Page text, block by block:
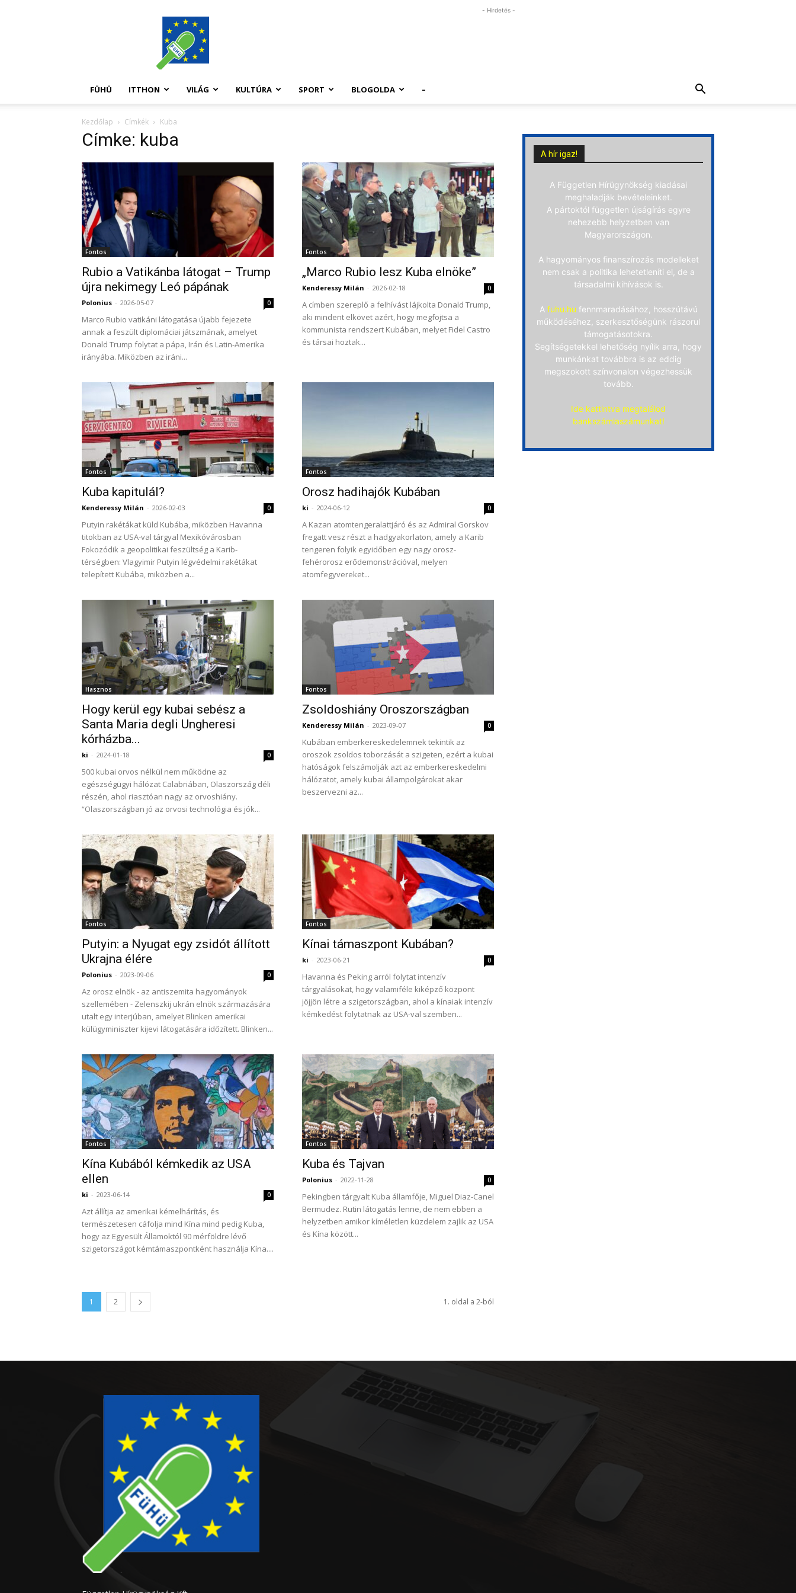
FüHü
- Hirdetés -
FÜHÜ ITTHON VILÁG KULTÚRA SPORT BLOGOLDA –
Kezdőlap Címkék Kuba
Címke: kuba
Fontos
Rubio a Vatikánba látogat – Trump
újra nekimegy Leó pápának
Polonius - 2026-05-07 0
Marco Rubio vatikáni látogatása újabb fejezete
annak a feszült diplomáciai játszmának, amelyet
Donald Trump folytat a pápa, Irán és Latin‑Amerika
irányába. Miközben az iráni...
Fontos
„Marco Rubio lesz Kuba elnöke”
Kenderessy Milán - 2026-02-18 0
A címben szereplő a felhívást lájkolta Donald Trump,
aki mindent elkövet azért, hogy megfojtsa a
kommunista rendszert Kubában, melyet Fidel Castro
és társai hoztak...
Fontos
Kuba kapitulál?
Kenderessy Milán - 2026-02-03 0
Putyin rakétákat küld Kubába, miközben Havanna
titokban az USA-val tárgyal Mexikóvárosban
Fokozódik a geopolitikai feszültség a Karib-
térségben: Vlagyimir Putyin légvédelmi rakétákat
telepített Kubába, miközben a...
Fontos
Orosz hadihajók Kubában
ki - 2024-06-12 0
A Kazan atomtengeralattjáró és az Admiral Gorskov
fregatt vesz részt a hadgyakorlaton, amely a Karib
tengeren folyik egyidőben egy nagy orosz-
fehérorosz erődemonstrációval, melyen
atomfegyvereket...
Hasznos
Hogy kerül egy kubai sebész a
Santa Maria degli Ungheresi
kórházba...
ki - 2024-01-18 0
500 kubai orvos nélkül nem működne az
egészségügyi hálózat Calabriában, Olaszország déli
részén, ahol riasztóan nagy az orvoshiány.
“Olaszországban jó az orvosi technológia és jók...
Fontos
Zsoldoshiány Oroszországban
Kenderessy Milán - 2023-09-07 0
Kubában emberkereskedelemnek tekintik az
oroszok zsoldos toborzását a szigeten, ezért a kubai
hatóságok felszámolják azt az emberkereskedelmi
hálózatot, amely kubai állampolgárokat akar
beszervezni az...
Fontos
Putyin: a Nyugat egy zsidót állított
Ukrajna élére
Polonius - 2023-09-06 0
Az orosz elnök - az antiszemita hagyományok
szellemében - Zelenszkij ukrán elnök származására
utalt egy interjúban, amelyet Blinken amerikai
külügyminiszter kijevi látogatására időzített. Blinken...
Fontos
Kínai támaszpont Kubában?
ki - 2023-06-21 0
Havanna és Peking arról folytat intenzív
tárgyalásokat, hogy valamiféle kiképző központ
jöjjön létre a szigetországban, ahol a kínaiak intenzív
kémkedést folytatnak az USA-val szemben...
Fontos
Kína Kubából kémkedik az USA
ellen
ki - 2023-06-14 0
Azt állítja az amerikai kémelhárítás, és
természetesen cáfolja mind Kína mind pedig Kuba,
hogy az Egyesült Államoktól 90 mérföldre lévő
szigetországot kémtámaszpontként használja Kína....
Fontos
Kuba és Tajvan
Polonius - 2022-11-28 0
Pekingben tárgyalt Kuba államfője, Miguel Diaz-Canel
Bermudez. Rutin látogatás lenne, de nem ebben a
helyzetben amikor kíméletlen küzdelem zajlik az USA
és Kína között...
1 2 1. oldal a 2-ból
A hír igaz!
A Független Hírügynökség kiadásai
meghaladják bevételeinket.
A pártoktól független újságírás egyre
nehezebb helyzetben van
Magyarországon.
A hagyományos finanszírozás modelleket
nem csak a politika lehetetleníti el, de a
társadalmi kihívások is.
A fuhu.hu fennmaradásához, hosszútávú
működéséhez, szerkesztőségünk rászorul
támogatásotokra.
Segítségetekkel lehetőség nyílik arra, hogy
munkánkat továbbra is az eddig
megszokott színvonalon végezhessük
tovább.
Ide kattintva megtalálod
bankszámlaszámunkat!